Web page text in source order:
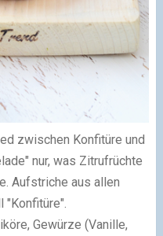
zwischen Konfitüre und
nur, was Zitrufrüchte
Aufstriche aus allen
"Konfitüre".
Gewürze (Vanille,